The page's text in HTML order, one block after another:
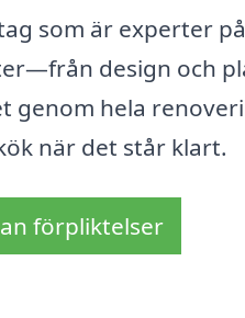
som är experter
design och
genom hela
när det står klart.
förpliktelser